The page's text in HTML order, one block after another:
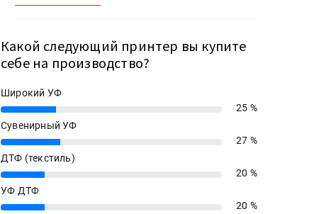
Какой следующий принтер вы купите
себе на производство?
Широкий УФ
25%
25 %
Сувенирный УФ
27%
27 %
ДТФ (текстиль)
20%
20 %
УФ ДТФ
20%
20 %